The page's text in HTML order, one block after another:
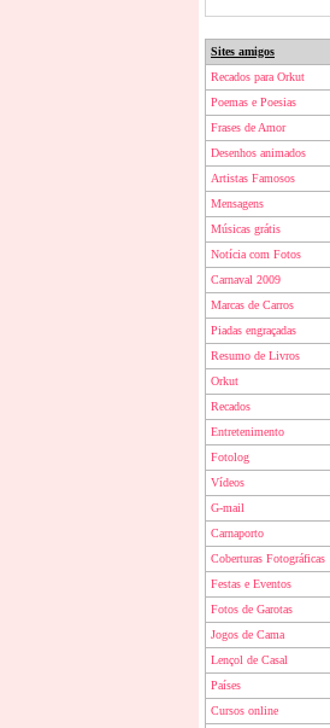
Sites amigos
Recados para Orkut
Poemas e Poesias
Frases de Amor
Desenhos animados
Artistas Famosos
Mensagens
Músicas grátis
Notícia com Fotos
Carnaval 2009
Marcas de Carros
Piadas engraçadas
Resumo de Livros
Orkut
Recados
Entretenimento
Fotolog
Vídeos
G-mail
Carnaporto
Coberturas Fotográficas
Festas e Eventos
Fotos de Garotas
Jogos de Cama
Lençol de Casal
Países
Cursos online